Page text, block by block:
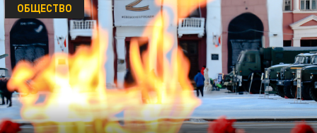
ОБЩЕСТВО